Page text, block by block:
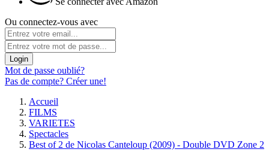
Ou connectez-vous avec
Login
Mot de passe oublié?
Pas de compte? Créer une!
Accueil
FILMS
VARIETES
Spectacles
Best of 2 de Nicolas Canteloup (2009) - Double DVD Zone 2